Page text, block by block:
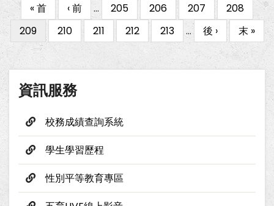
Pagination
First
page
« 首
Previous
page
‹ 前 … Page
205 Page
206 Page
207 Page
208
目
前
頁
209 Page
210 Page
211 Page
212 Page
213 …
下
一
頁
後 ›
Last
page
末 »
資訊服務
校務成績查詢系統
學生學習歷程
性別平等教育專區